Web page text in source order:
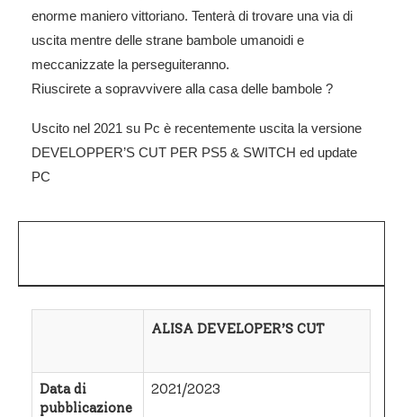
enorme maniero vittoriano. Tenterà di trovare una via di
uscita mentre delle strane bambole umanoidi e
meccanizzate la perseguiteranno.
Riuscirete a sopravvivere alla casa delle bambole ?
Uscito nel 2021 su Pc è recentemente uscita la versione
DEVELOPPER’S CUT PER PS5 & SWITCH ed update
PC
ALISA DEVELOPER’S CUT
Data di
pubblicazione
2021/2023